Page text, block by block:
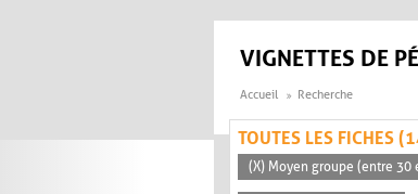
VIGNETTES DE
Accueil Recherche
TOUTES LES FICHES
(X) Moyen groupe (entre 30